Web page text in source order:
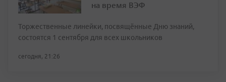
на время ВЭФ
Торжественные линейки, посвящённые Дню знаний,
состоятся 1 сентября для всех школьников
сегодня, 21:26